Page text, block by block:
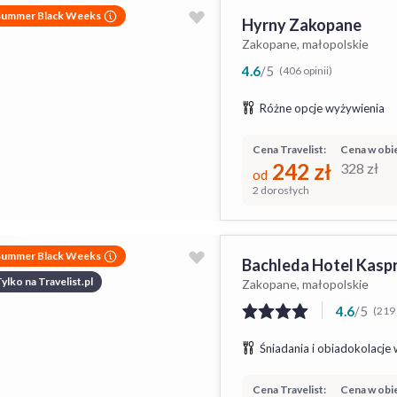
Black Weeks Hyrny Zakopane
Zakopane, małopolskie
4.6/5 (406 opinii)
Różne opcje wyżywienia
Cena w
328 zł
Cena Travelist:
od 242 zł
2 dorosłych
Black Weeks
na Travelist.pl
Bachleda Hotel
Zakopane, małopolskie
4.6/5
Śniadania i obiadokolacje
Cena w
Cena Travelist: